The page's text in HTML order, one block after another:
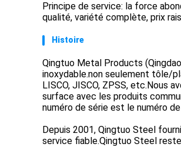
Principe de service: la force
qualité, variété complète, prix
Histoire
Qingtuo Metal Products
inoxydable.non seulement tôle/
LISCO, JISCO, ZPSS,
surface avec les produits
numéro de série est le numéro
Depuis 2001, Qingtuo Steel
service fiable.Qingtuo Steel